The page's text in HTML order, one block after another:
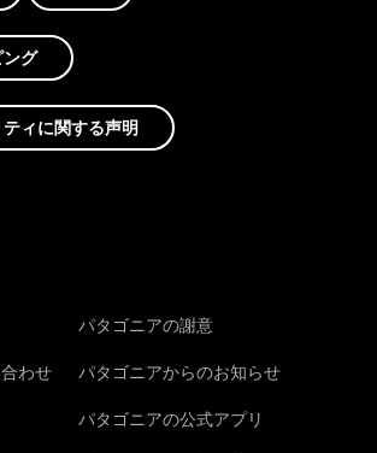
グ
ィに関する声明
わせ
パタゴニアの謝意
パタゴニアからのお知らせ
パタゴニアの公式アプリ